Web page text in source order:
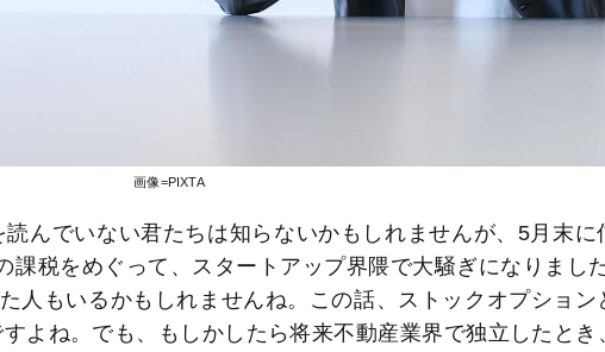
画像=PIXTA
んでいない君たちは知らないかもしれませんが、5月末に
課税をめぐって、スタートアップ界隈で大騒ぎになりまし
人もいるかもしれませんね。この話、ストックオプション
よね。でも、もしかしたら将来不動産業界で独立したとき